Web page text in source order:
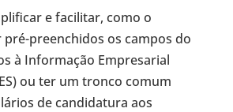
e facilitar, como o
preenchidos os campos do
à Informação Empresarial
ou ter um tronco comum
de candidatura aos